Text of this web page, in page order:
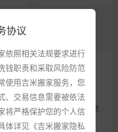
收费透明
在线下单，明码标价，绝
不坐地起价。
协议
依照相关法规要求进行
钱职责和采取风险防范
使用吉米搬家服务，您
、交易信息需要被依法
将严格保护您的个人信
体详见《吉米搬家隐私